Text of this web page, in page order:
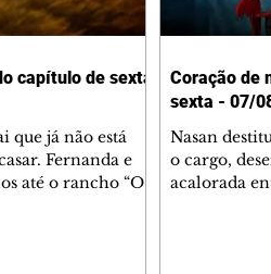
capítulo de sexta
que já não está
Fernanda e
até o rancho “O
Coração de
sexta - 07/
Nasan
o cargo,
acalorada